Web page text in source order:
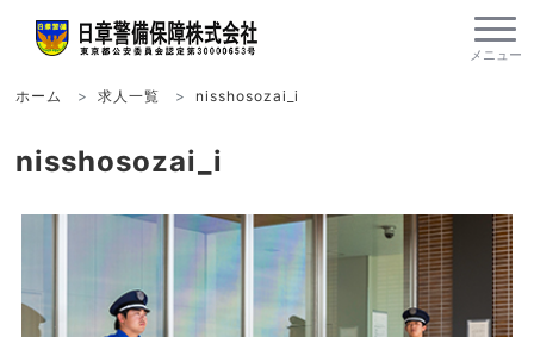
ホーム 求人一覧 nisshosozai_i
nisshosozai_i